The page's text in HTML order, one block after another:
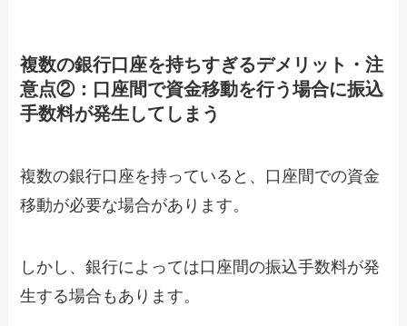
複数の銀行口座を持ちすぎるデメリット・注
意点②：口座間で資金移動を行う場合に振込
手数料が発生してしまう
複数の銀行口座を持っていると、口座間での資金
移動が必要な場合があります。
しかし、銀行によっては口座間の振込手数料が発
生する場合もあります。